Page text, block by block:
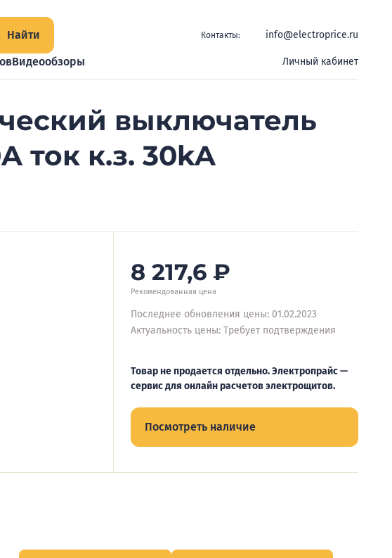
Найти Контакты: info@electroprice.ru
Видеообзоры Личный кабинет
выключатель
ток к.з. 30kA
8 217,6 ₽
Рекомендованная цена
Последнее обновления цены: 01.02.2023
Актуальность цены: Требует подтверждения
Товар не продается отдельно. Электропрайс —
сервис для онлайн расчетов электрощитов.
Посмотреть наличие